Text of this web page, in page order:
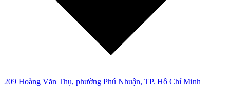
209 Hoàng Văn Thụ, phường Phú Nhuận, TP. Hồ Chí Minh